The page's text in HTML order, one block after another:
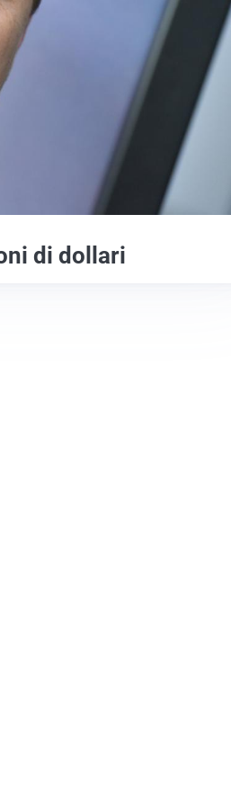
di dollari